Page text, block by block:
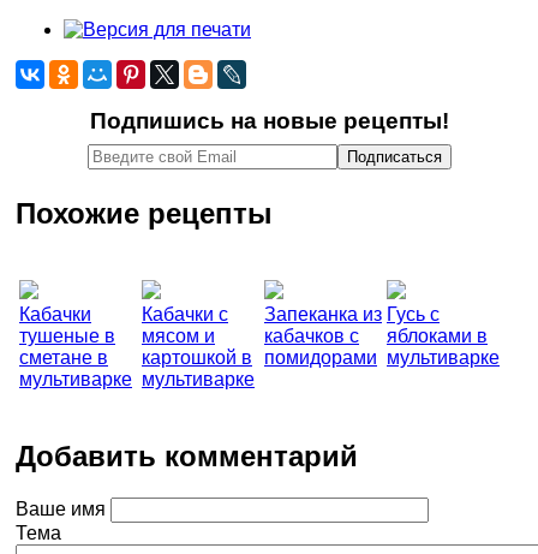
Подпишись на новые рецепты!
Похожие рецепты
Кабачки
тушеные в
сметане в
мультиварке
Кабачки с
мясом и
картошкой в
мультиварке
Запеканка из
кабачков с
помидорами
Гусь с
яблоками в
мультиварке
Добавить комментарий
Ваше имя
Тема